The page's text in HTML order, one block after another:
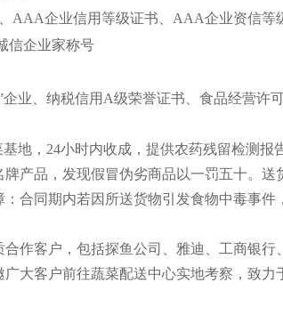
AAA企业信用等级证书、AAA企业资信
信企业家称号
业、纳税信用A级荣誉证书、食品经营许
地，24小时内收成，提供农药残留检测
产品，发现假冒伪劣商品以一罚五十。
合同期内若因所送货物引发食物中毒事件
作客户，包括探鱼公司、雅迪、工商银
大客户前往蔬菜配送中心实地考察，致